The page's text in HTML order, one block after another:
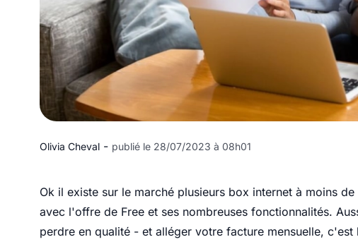
Olivia Cheval - publié le 28/07/2023 à 08h01
Ok il existe sur le marché plusieurs box internet à moins
avec l'offre de Free et ses nombreuses fonctionnalités.
perdre en qualité - et alléger votre facture mensuelle, c'est